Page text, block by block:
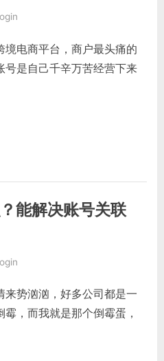
电商平台，商户最头痛的
号是自己千辛万苦经营下来
能解决账号关联
势汹汹，好多公司都是一
，而我就是那个倒霉蛋，